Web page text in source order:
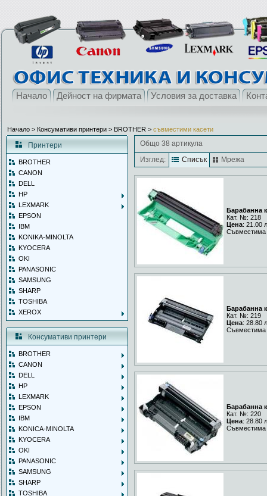
Начало Дейност на фирмата Условия за доставка
Начало > Консумативи принтери > BROTHER > съвместими касети
Принтери
BROTHER
CANON
DELL
HP
LEXMARK
EPSON
IBM
KONIKA-MINOLTA
KYOCERA
OKI
PANASONIC
SAMSUNG
SHARP
TOSHIBA
XEROX
Консумативи принтери
BROTHER
CANON
DELL
HP
LEXMARK
EPSON
IBM
KONICA-MINOLTA
KYOCERA
OKI
PANASONIC
SAMSUNG
SHARP
TOSHIBA
Общо 38 артикула
Изглед:
Списък Мрежа
Барабанна
Кат. №: 218
Цена: 21.00
Съвместима
Барабанна
Кат. №: 219
Цена: 28.80
Съвместима
Барабанна
Кат. №: 220
Цена: 28.80
Съвместима